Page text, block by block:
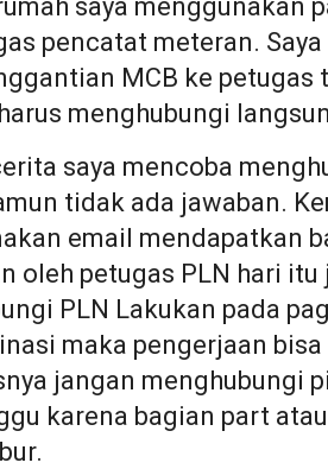
saya menggunakan
pencatat meteran.
MCB ke
menghubungi
saya mencoba
tidak ada jawaban.
email mendapatkan
oleh petugas PLN hari
PLN Lakukan pada
maka pengerjaan
jangan menghubungi
karena bagian part